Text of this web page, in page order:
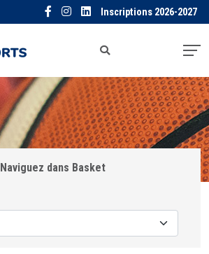
Inscriptions 2026-2027
Naviguez dans Basket